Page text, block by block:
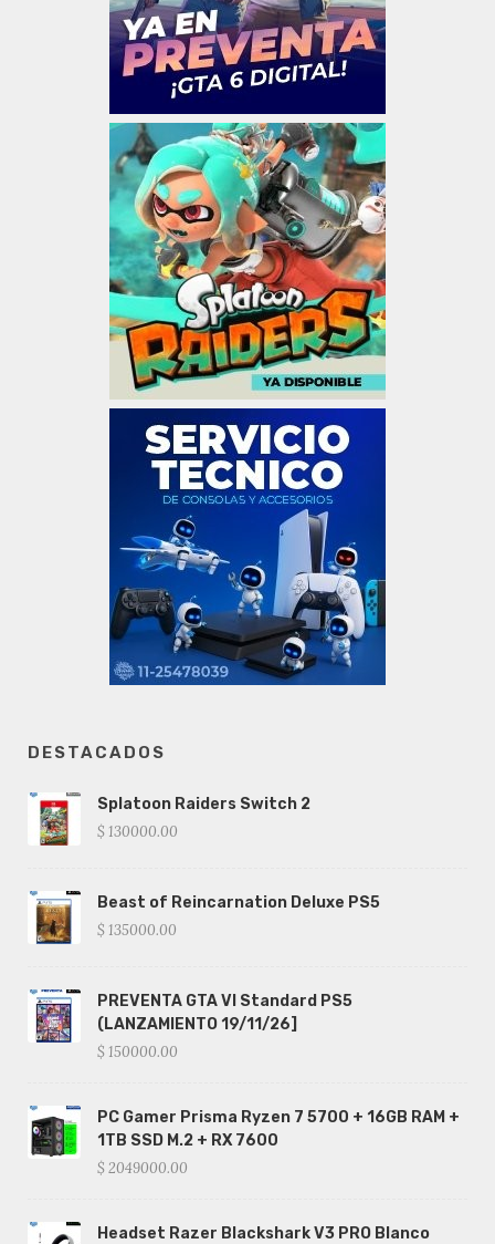
DESTACADOS
Splatoon Raiders Switch 2
$ 130000.00
Beast of Reincarnation Deluxe PS5
$ 135000.00
PREVENTA GTA VI Standard PS5
(LANZAMIENTO 19/11/26]
$ 150000.00
PC Gamer Prisma Ryzen 7 5700 + 16GB RAM +
1TB SSD M.2 + RX 7600
$ 2049000.00
Headset Razer Blackshark V3 PRO Blanco